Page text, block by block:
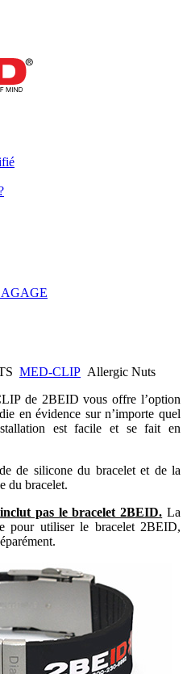
MED-CLIP Allergic Nuts
de 2BEID vous offre l’option
en évidence sur n’importe quel
est facile et se fait en
de silicone du bracelet et de la
du bracelet.
pas le bracelet 2BEID. La
pour utiliser le bracelet 2BEID,